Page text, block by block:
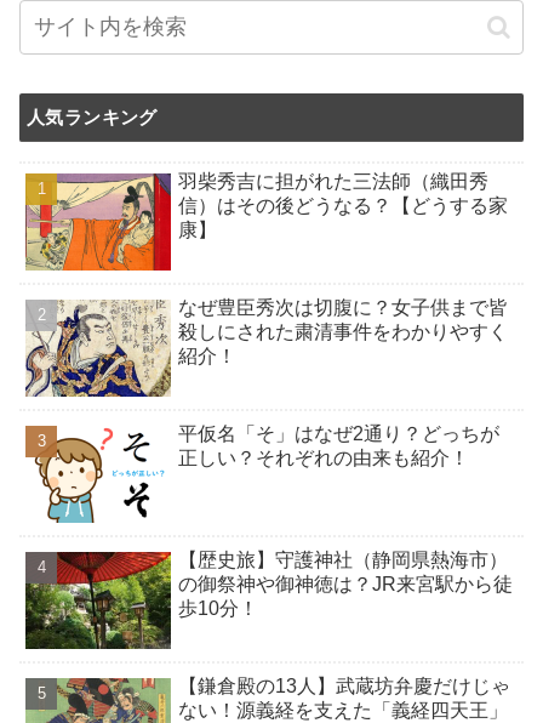
人気ランキング
羽柴秀吉に担がれた三法師（織田秀
信）はその後どうなる？【どうする家
康】
なぜ豊臣秀次は切腹に？女子供まで皆
殺しにされた粛清事件をわかりやすく
紹介！
平仮名「そ」はなぜ2通り？どっちが
正しい？それぞれの由来も紹介！
【歴史旅】守護神社（静岡県熱海市）
の御祭神や御神徳は？JR来宮駅から徒
歩10分！
【鎌倉殿の13人】武蔵坊弁慶だけじゃ
ない！源義経を支えた「義経四天王」